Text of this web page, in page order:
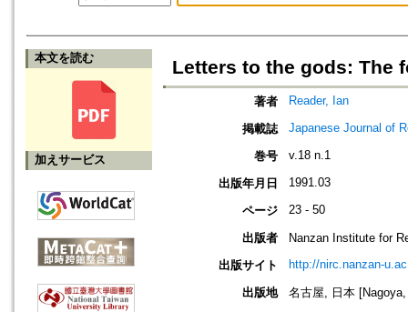
本文を読む
加えサービス
Letters to the gods: The
著者 Reader, Ian
掲載誌 Japanese Journal of
巻号 v.18 n.1
出版年月日 1991.03
ページ 23 - 50
出版者
Nanzan Institute for
出版サイト
http://nirc.nanzan-
出版地
名古屋, 日本